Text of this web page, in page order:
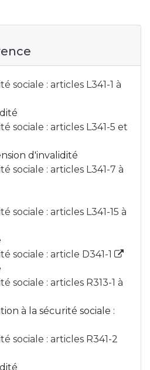
sociale : articles L341-1 à
sociale : articles L341-5 et
d'invalidité
sociale : articles L341-7 à
sociale : articles L341-15 à
sociale : article D341-1
sociale : articles R313-1 à
à la sécurité sociale :
sociale : articles R341-2